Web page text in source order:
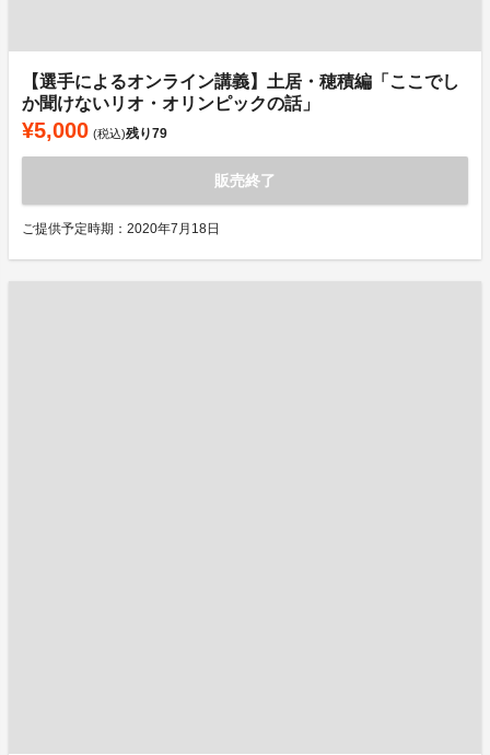
【選手によるオンライン講義】土居・穂積編「ここでし
か聞けないリオ・オリンピックの話」
¥5,000 (税込)残り79
販売終了
ご提供予定時期：2020年7月18日